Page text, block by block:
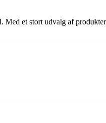
et stort udvalg af